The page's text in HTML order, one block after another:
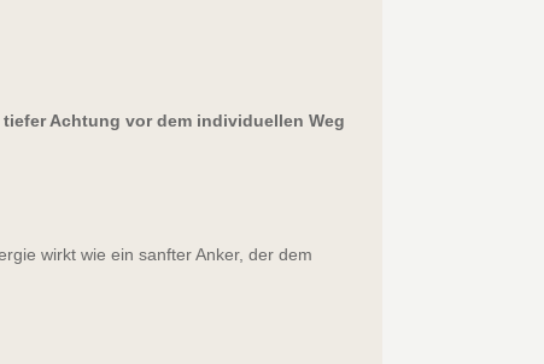
tiefer Achtung vor dem individuellen Weg
wirkt wie ein sanfter Anker, der dem